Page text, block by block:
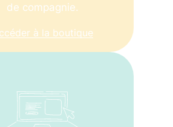
de compagnie.
à la boutique